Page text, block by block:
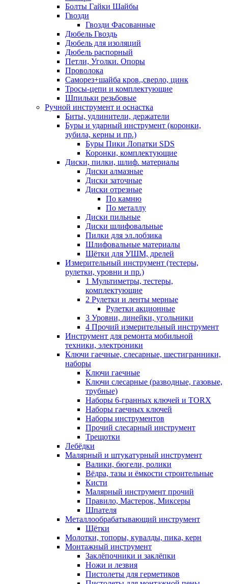
Болты Гайки Шайбы
Гвозди
Гвозди Фасованные
Дюбель Гвоздь
Дюбель для изоляций
Дюбель распорный
Петли, Уголки. Опоры
Проволока
Саморез+шайба кров.,сверло, цинк
Тросы-цепи и комплектующие
Шпильки резьбовые
Ручной инструмент и оснастка
Биты, удлинители, держатели
Буры и ударный инструмент (коронки,
зубила, керны и пр.)
Буры Пики Лопатки SDS
Коронки, комплектующие
Диски, пилки, шлиф. материалы
Диски алмазные
Диски заточные
Диски отрезные
По камню
По металлу
Диски пильные
Диски шлифовальные
Пилки для эл.лобзика
Шлифовальные материалы
Щётки для УШМ, дрелей
Измерительный инструмент (тестеры,
рулетки, уровни и пр.)
1 Мультиметры, тестеры,
комплектующие
2 Рулетки и ленты мерные
Рулетки акционные
3 Уровни, линейки, угольники
4 Прочий измерительный инструмент
Инструмент для ремонта мобильной
техники, электроники
Ключи гаечные, слесарные, шестигранники,
наборы
Ключи гаечные
Ключи слесарные (разводные, газовые,
трубные)
Наборы 6-гранных ключей и TORX
Наборы гаечных ключей
Наборы инструментов
Прочий слесарный инструмент
Трещотки
Лебёдки
Малярный и штукатурный инструмент
Валики, бюгели, ролики
Вёдра, тазы и ёмкости строительные
Кисти
Малярный инструмент прочий
Правило, Мастерок, Миксеры
Шпателя
Металлообрабатывающий инструмент
Щётки
Молотки, топоры, кувалды, пика, керн
Монтажный инструмент
Заклёпочники и заклёпки
Ножи и лезвия
Пистолеты для герметиков